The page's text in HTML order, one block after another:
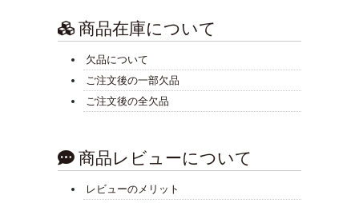
商品在庫について
欠品について
ご注文後の一部欠品
ご注文後の全欠品
商品レビューについて
レビューのメリット